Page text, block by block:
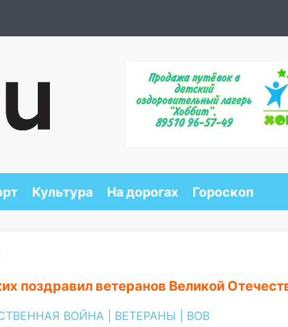
Культура На дорогах Гороскоп
поздравил ветеранов Великой
ВОЙНА ВЕТЕРАНЫ ВОВ